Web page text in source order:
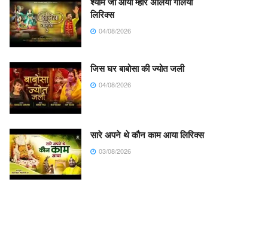
लिरिक्स
04/08/2026
जिस घर बाबोसा की ज्योत जली
04/08/2026
सारे अपने थे कौन काम आया लिरिक्स
03/08/2026